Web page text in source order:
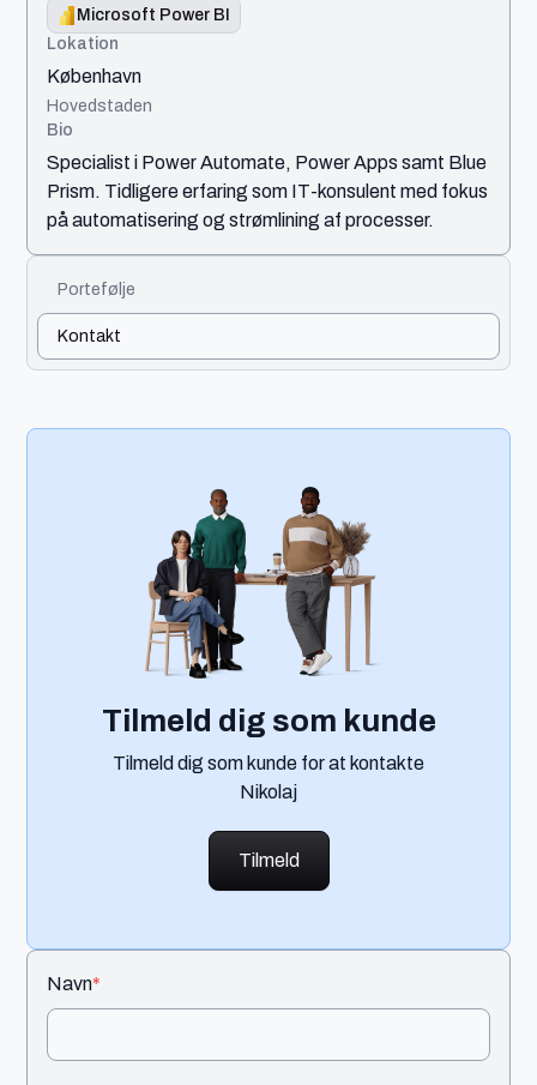
Microsoft Power BI
Lokation
København
Hovedstaden
Bio
Specialist i Power Automate, Power Apps samt Blue
Prism. Tidligere erfaring som IT-konsulent med fokus
på automatisering og strømlining af processer.
Portefølje
Kontakt
Tilmeld dig som kunde
Tilmeld dig som kunde for at kontakte
Nikolaj
Tilmeld
Navn*